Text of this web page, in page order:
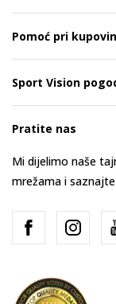
Pomoć pri
Sport Vision
Pratite nas
Mi dijelimo naše
mrežama i